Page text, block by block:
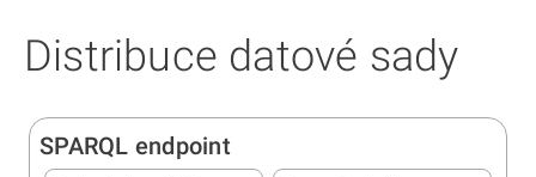
Distribuce datové sady
SPARQL endpoint